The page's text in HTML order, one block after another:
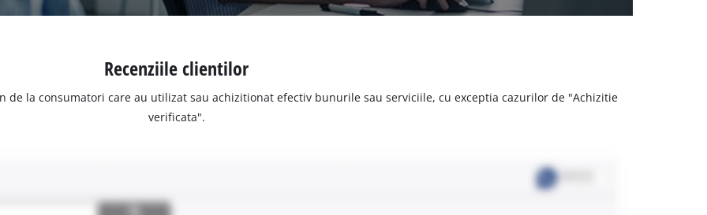
Recenziile clientilor
de la consumatori care au utilizat sau achizitionat efectiv bunurile sau serviciile, cu exceptia cazurilor de "Achizitie
verificata".